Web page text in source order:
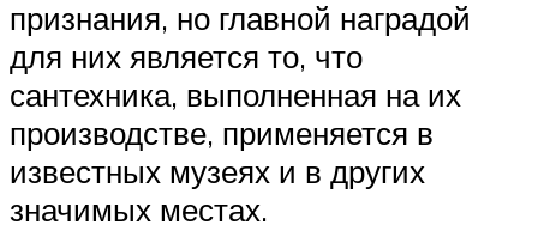
признания, но главной наградой
для них является то, что
сантехника, выполненная на их
производстве, применяется в
известных музеях и в других
значимых местах.